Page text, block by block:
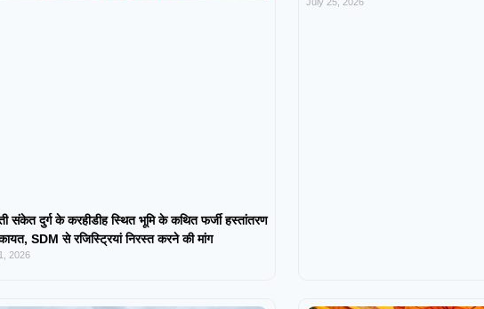
संकेत दुर्ग के करहीडीह स्थित भूमि के कथित फर्जी हस्तांतरण
SDM से रजिस्ट्रियां निरस्त करने की मांग
2026